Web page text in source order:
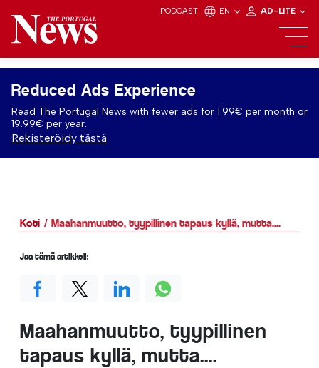
PODCAST EN AD-LITE
Reduced Ads Experience
Read The Portugal News with fewer ads for 1.99€ per month or
19.99€ per year.
Rekisteröidy tästä
Koti Maahanmuutto, tyypillinen tapaus kyllä, mutta....
Maahanmuutto, tyypillinen
tapaus kyllä, mutta....
Jaa tämä artikkeli: